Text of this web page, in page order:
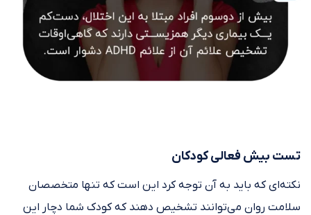
تست بیش فعالی کودکان
نکته‌ای که باید به آن توجه کرد این است که تنها متخصصان
سلامت روان می‌توانند تشخیص دهند که کودک شما دچار این